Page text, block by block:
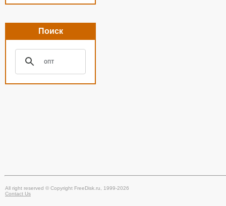
Поиск
All right reserved © Copyright FreeDisk.ru, 1999-2026
Contact Us